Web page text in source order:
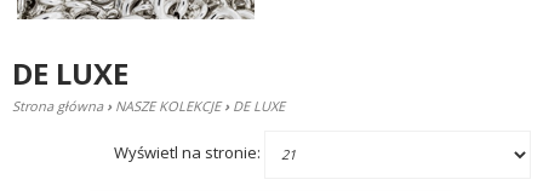
DE LUXE
Strona główna › NASZE KOLEKCJE › DE LUXE
Wyświetl na stronie: